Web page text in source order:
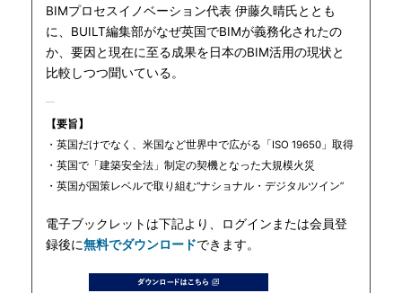
BIMプロセスイノベーション代表 伊藤久晴氏ととも
に、BUILT編集部がなぜ英国でBIMが義務化されたの
か、要因と現在に至る成果を日本のBIM活用の現状と
比較しつつ聞いている。
【要旨】
・英国だけでなく、米国など世界中で広がる「ISO 19650」取得
・英国で「建築安全法」制定の契機となった大規模火災
・英国が国策レベルで取り組む“ナショナル・デジタルツイン”
電子ブックレットは下記より、ログインまたは会員登
録後に無料でダウンロードできます。